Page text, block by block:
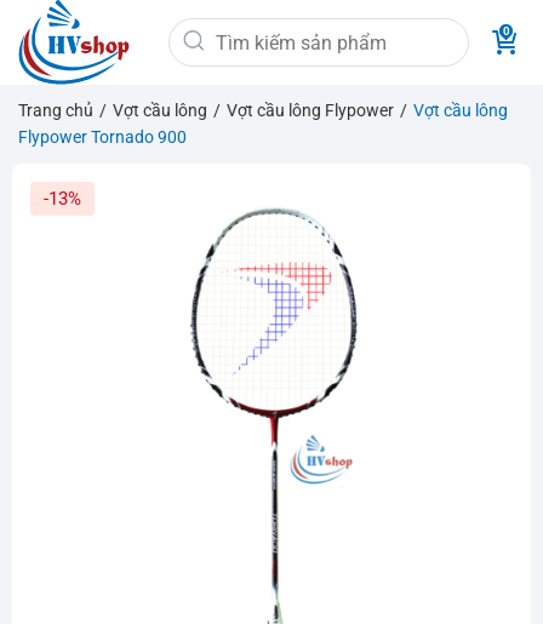
qua
nội
dung
Tìm
kiếm:
Trang chủ / Vợt cầu lông / Vợt cầu lông Flypower / Vợt cầu lông
Flypower Tornado 900
-13%